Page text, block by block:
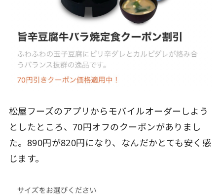
松屋フーズのアプリからモバイルオーダーしよう
としたところ、70円オフのクーポンがありまし
た。890円が820円になり、なんだかとても安く感
じます。